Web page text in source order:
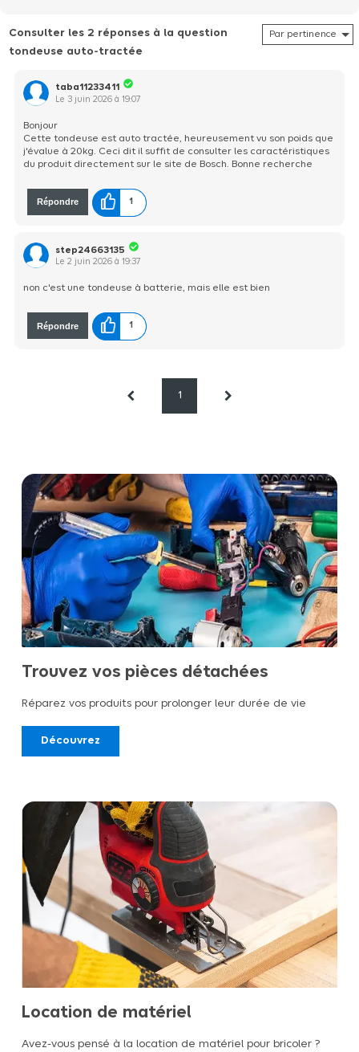
Consulter les 2 réponses à la question
tondeuse auto-tractée
taba11233411
Le 3 juin 2026 à19:07
Bonjour
Cette tondeuse est auto tractée, heureusement vu son poids que
j'évalue à 20kg. Ceci dit il suffit de consulter les caractéristiques
du produit directement sur le site de Bosch. Bonne recherche
Répondre 1
step24663135
Le2 juin 2026 à19:37
non c'est une tondeuse à batterie, mais elle est bien
Répondre 1
1
Trouvez vos pièces détachées
Réparez vos produits pour prolonger leur durée de vie
Découvrez
Location de matériel
Avez-vous pensé à la location de matériel pour bricoler ?